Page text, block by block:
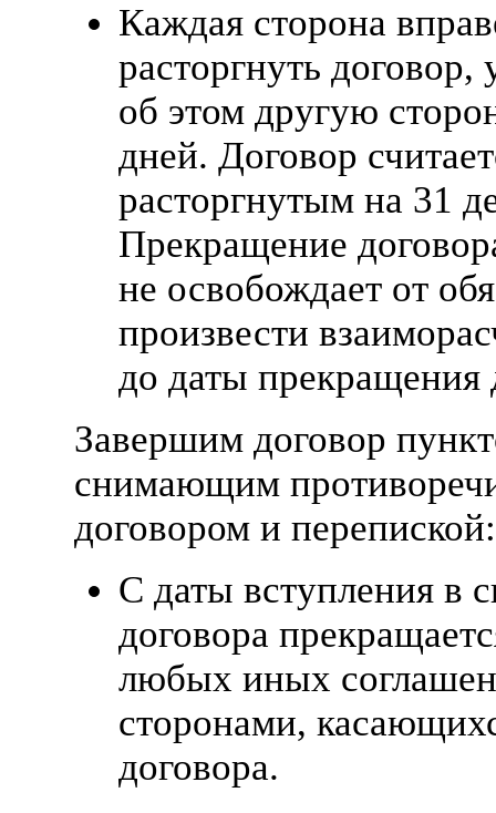
Каждая сторона
расторгнуть договор,
об этом другую
дней. Договор
расторгнутым на 31
Прекращение
не освобождает от
произвести
до даты прекращения
Завершим договор
снимающим
договором и перепиской:
С даты вступления в
договора
любых иных
сторонами,
договора.